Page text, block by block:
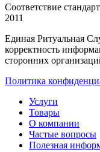
Соответствие
2011
Единая Ритуальная
корректность
сторонних
Политика
Услуги
Товары
О компании
Частые вопросы
Полезная